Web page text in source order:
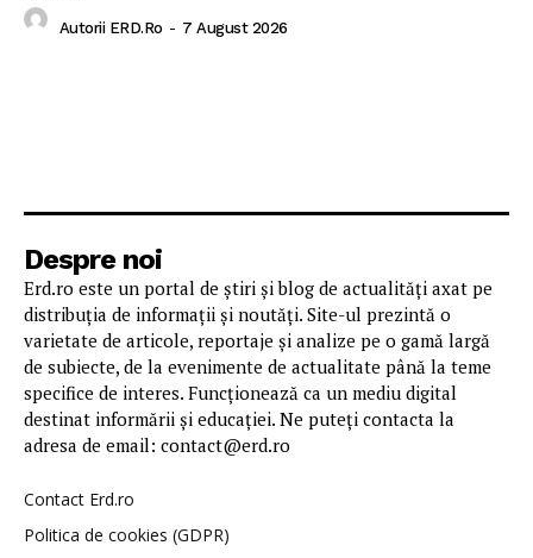
Autorii ERD.ro - 7 August 2026
Despre noi
Erd.ro este un portal de știri și blog de actualități axat pe
distribuția de informații și noutăți. Site-ul prezintă o
varietate de articole, reportaje și analize pe o gamă largă
de subiecte, de la evenimente de actualitate până la teme
specifice de interes. Funcționează ca un mediu digital
destinat informării și educației. Ne puteți contacta la
adresa de email: contact@erd.ro
Contact Erd.ro
Politica de cookies (GDPR)